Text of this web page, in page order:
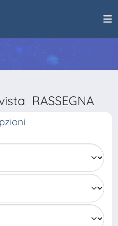
RASSEGNA